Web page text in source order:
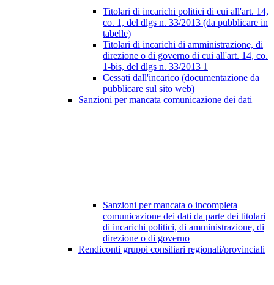
Titolari di incarichi politici di cui all'art. 14,
co. 1, del dlgs n. 33/2013 (da pubblicare in
tabelle)
Titolari di incarichi di amministrazione, di
direzione o di governo di cui all'art. 14, co.
1-bis, del dlgs n. 33/2013 1
Cessati dall'incarico (documentazione da
pubblicare sul sito web)
Sanzioni per mancata comunicazione dei dati
Sanzioni per mancata o incompleta
comunicazione dei dati da parte dei titolari
di incarichi politici, di amministrazione, di
direzione o di governo
Rendiconti gruppi consiliari regionali/provinciali